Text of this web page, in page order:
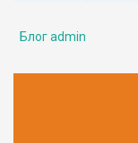
Блог admin